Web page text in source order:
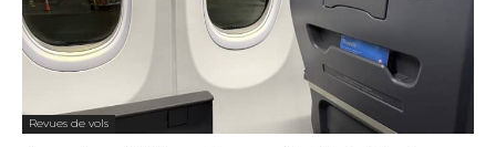
Revues de vols